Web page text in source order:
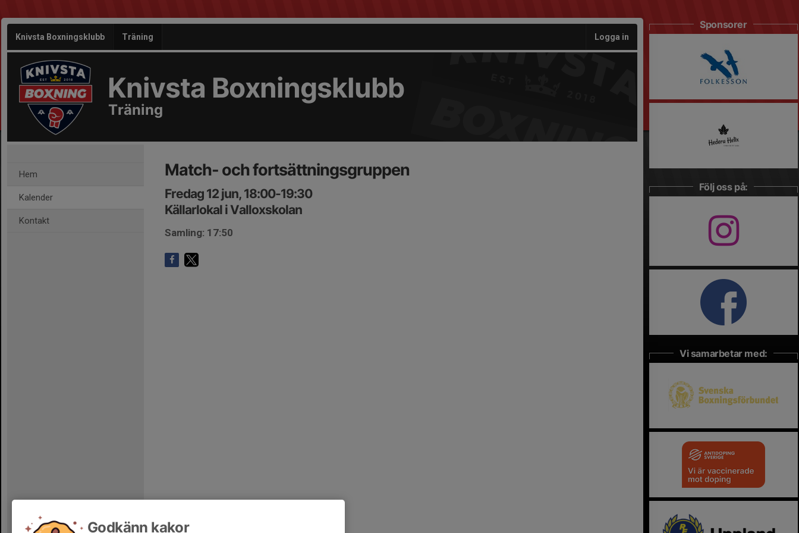
Knivsta Boxningsklubb Träning Logga in
Knivsta Boxningsklubb
Träning
Hem
Kalender
Kontakt
Match- och fortsättningsgruppen
Fredag 12 jun, 18:00-19:30
Källarlokal i Valloxskolan
Samling: 17:50
Sponsorer
Följ oss på:
Vi samarbetar med:
Godkänn kakor